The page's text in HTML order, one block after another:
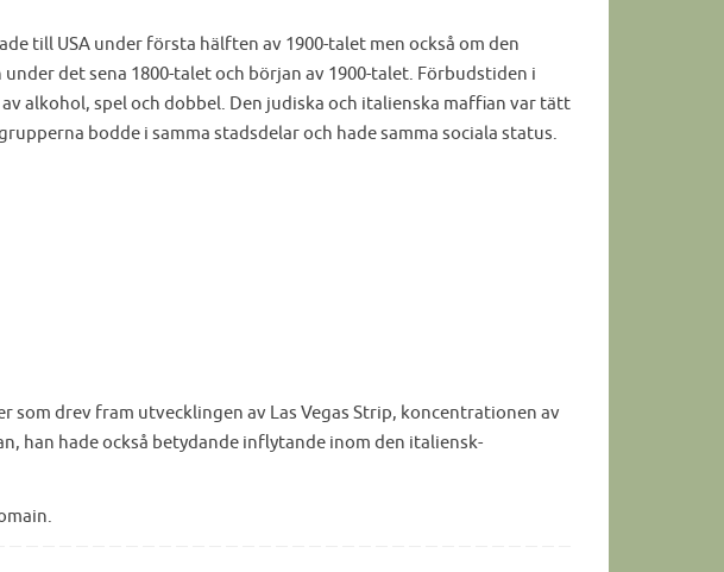
till USA under första hälften av 1900-talet men också om den
det sena 1800-talet och början av 1900-talet. Förbudstiden i
alkohol, spel och dobbel. Den judiska och italienska maffian var tätt
bodde i samma stadsdelar och hade samma sociala status.
som drev fram utvecklingen av Las Vegas Strip, koncentrationen av
han hade också betydande inflytande inom den italiensk-